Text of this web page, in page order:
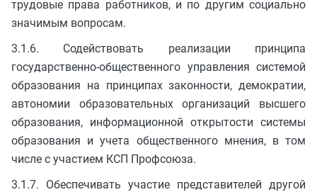
трудовые права работников, и по другим социально
значимым вопросам.
3.1.6. Содействовать реализации принципа
государственно-общественного управления системой
образования на принципах законности, демократии,
автономии образовательных организаций высшего
образования, информационной открытости системы
образования и учета общественного мнения, в том
числе с участием КСП Профсоюза.
3.1.7. Обеспечивать участие представителей другой